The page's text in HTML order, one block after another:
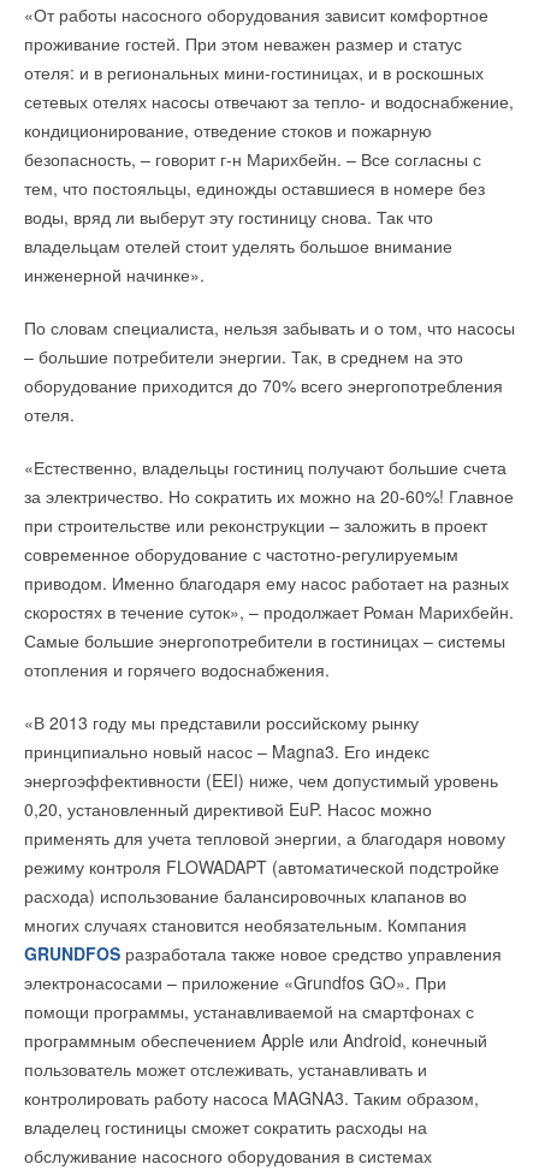
«От работы насосного оборудования зависит комфортное
проживание гостей. При этом неважен размер и статус
отеля: и в региональных мини-гостиницах, и в роскошных
сетевых отелях насосы отвечают за тепло- и водоснабжение,
кондиционирование, отведение стоков и пожарную
безопасность, – говорит г-н Марихбейн. – Все согласны с
тем, что постояльцы, единожды оставшиеся в номере без
воды, вряд ли выберут эту гостиницу снова. Так что
владельцам отелей стоит уделять большое внимание
инженерной начинке».
По словам специалиста, нельзя забывать и о том, что насосы
– большие потребители энергии. Так, в среднем на это
оборудование приходится до 70% всего энергопотребления
отеля.
«Естественно, владельцы гостиниц получают большие счета
за электричество. Но сократить их можно на 20-60%! Главное
при строительстве или реконструкции – заложить в проект
современное оборудование с частотно-регулируемым
приводом. Именно благодаря ему насос работает на разных
скоростях в течение суток», – продолжает Роман Марихбейн.
Самые большие энергопотребители в гостиницах – системы
отопления и горячего водоснабжения.
«В 2013 году мы представили российскому рынку
принципиально новый насос – Magna3. Его индекс
энергоэффективности (EEI) ниже, чем допустимый уровень
0,20, установленный директивой EuP. Насос можно
применять для учета тепловой энергии, а благодаря новому
режиму контроля FLOWADAPT (автоматической подстройке
расхода) использование балансировочных клапанов во
многих случаях становится необязательным. Компания
GRUNDFOS разработала также новое средство управления
электронасосами – приложение «Grundfos GO». При
помощи программы, устанавливаемой на смартфонах с
программным обеспечением Apple или Android, конечный
пользователь может отслеживать, устанавливать и
контролировать работу насоса MAGNA3. Таким образом,
владелец гостиницы сможет сократить расходы на
обслуживание насосного оборудования в системах
несколько альтернативных источников энергии. На крышах
установлены солнечные коллекторы Vitosol 100-F,
позволяющие аккумулировать энергию солнца. Тепловые
насосы Vitocal 300-G используют в обогреве тепло грунтовых
вод. Котельная оснащена блочной тепловой
электростанцией Vitobloc 200 EM-70/115, вырабатывающей
как тепло, так и электроэнергию; и отопительными котлами
Vitoplex 200.
Жильцы энергоэффективного квартала даже в сильные
погоде и невозможности использовать солнечные
коллекторы в работу автоматически включится оборудование
котельной, так что зимой будет всегда тепло. Основная
задача новых технологий - снизить расход тепла и
платежи. Экономия предполагается весьма существенная –
на 40 процентов по сравнению с обычным домом.
Заселение домов планируется этим летом, а в ближайшие
годы аналогичные проекты будут реализованы в 42 городах
России.
Читайте по теме:
→
Viessmann вывела на рынок тепловой насос Vitocal 200-
A
→
В Московской области локализуют производство
настенных газовых котлов
НОВОСТИ СОК 4 ИЮНЯ 2026
→
От проблемы к решению: как один проект изменил
эффективность промышленной котельной
НОВОСТИ СОК 1 ИЮНЯ 2026
→
Гермес представил новинку - бойлеры косвенного
нагрева Aquamax W/WE
НОВОСТИ СОК 15 МАЯ 2026
→
Третий ежегодный «Кубок сварки Гермес» для молодых
профессионалов
НОВОСТИ СОК 24 МАРТА 2026
→
Исследование эффективности работы турбированного
котла на газовом топливе
ЖУРНАЛ СОК МАРТ 2026
→ Шкафы управления для паровых котлов от «Гермес»
→
Липецк
Результатом данного эксперимента явилась экономия
электроэнергии на 25%, что в денежном эквиваленте
составило около 500 евро. Представители компании
Mexichem заявляют, что в случае замены хладагентов во
всей цепи супермаркетов экономия энергии может составить
сотни тысяч евро в год. Владелец супермаркетов Condis
Supermercats отметил, что на основании таких результатов
уже в ближайшее время в 10 магазинах будут установлены
системы охлаждения с новым хладагентом. Если же
предполагаемые цифры подтвердятся, то вся цепь
Кроме этого следует отметить, что эта замена не вызвала
глобальных изменений в системе кондиционирования, при
этом позволила не только значительно сократить расходы,
Читайте по теме:
→ ПВУ «Катунь» в гигиеническом исполнении от НЕВАТОМ
НОВОСТИ СОК 7 АВГУСТА 2026
→
Новинка — приточная вентиляционная установка ZILON
ZPW-N 2000 INT EC
НОВОСТИ СОК 6 АВГУСТА 2026
НОВОСТИ СОК 6 АВГУСТА 2026
→ Универсальный пульт Z037-5C0 от НЕВАТОМ
→ 21-й ежегодный форум «ЦОД-2026»
НОВОСТИ СОК 5 АВГУСТА 2026
→
«РУСКЛИМАТ Fest 2026» в Уфе собрал свыше 700
профи климатической отрасли
НОВОСТИ СОК 3 АВГУСТА 2026
«Датарк» испытал модульный ЦОД с плотностью 54 кВт
на стойку
НОВОСТИ СОК 3 АВГУСТА 2026
→
Линейка крышных вентиляторов НЕВАТОМ VKR-E
НОВОСТИ СОК 3 АВГУСТА 2026
→ «Русклимат» укрепляет партнёрство за Уралом